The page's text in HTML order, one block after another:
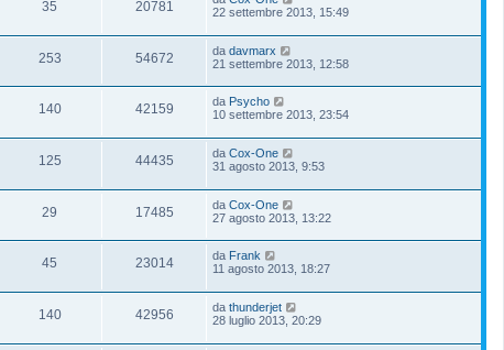
35 20781
22 settembre 2013, 15:49
253 54672 da davmarx
21 settembre 2013, 12:58
140 42159 da Psycho
10 settembre 2013, 23:54
125 44435 da Cox-One
31 agosto 2013, 9:53
29 17485 da Cox-One
27 agosto 2013, 13:22
45 23014 da Frank
11 agosto 2013, 18:27
140 42956 da thunderjet
28 luglio 2013, 20:29